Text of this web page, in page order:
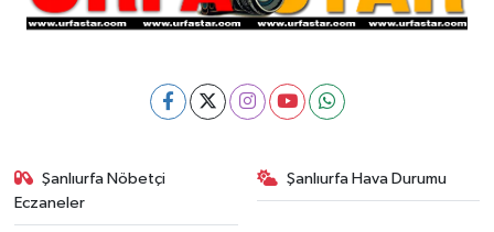
Şanlıurfa Nöbetçi
Eczaneler
Şanlıurfa Hava Durumu